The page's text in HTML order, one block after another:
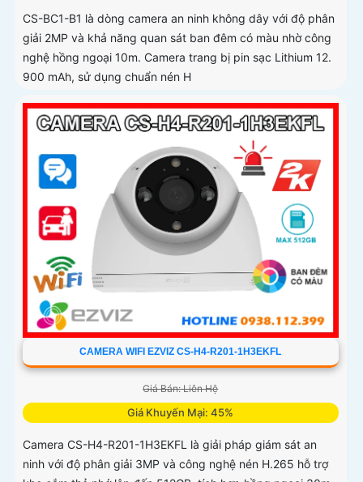
CS-BC1-B1 là dòng camera an ninh không dây với độ phân
giải 2MP và khả năng quan sát ban đêm có màu nhờ công
nghệ hồng ngoại 10m. Camera trang bị pin sạc Lithium 12.
900 mAh, sử dụng chuẩn nén H
CAMERA WIFI EZVIZ CS-H4-R201-1H3EKFL
Giá Bán: Liên Hệ
Giá Khuyến Mại: 45%
Camera CS-H4-R201-1H3EKFL là giải pháp giám sát an
ninh với độ phân giải 3MP và công nghệ nén H.265 hỗ trợ